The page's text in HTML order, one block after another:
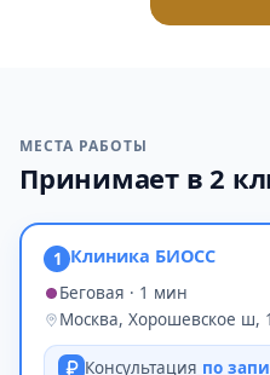
МЕСТА РАБОТЫ
Принимает в 2
1 Клиника БИОСС
Беговая · 1 мин
Москва, Хорошевское ш,
Консультация по